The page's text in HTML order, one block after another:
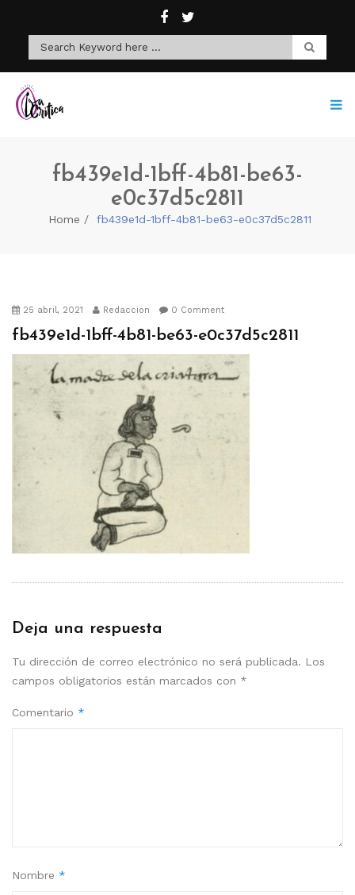
fb439e1d-1bff-4b81-be63-
e0c37d5c2811
Home fb439e1d-1bff-4b81-be63-e0c37d5c2811
25 abril, 2021 Redaccion 0 Comment
fb439e1d-1bff-4b81-be63-e0c37d5c2811
Deja una respuesta
Tu dirección de correo electrónico no será publicada. Los
campos obligatorios están marcados con *
Comentario *
Nombre *